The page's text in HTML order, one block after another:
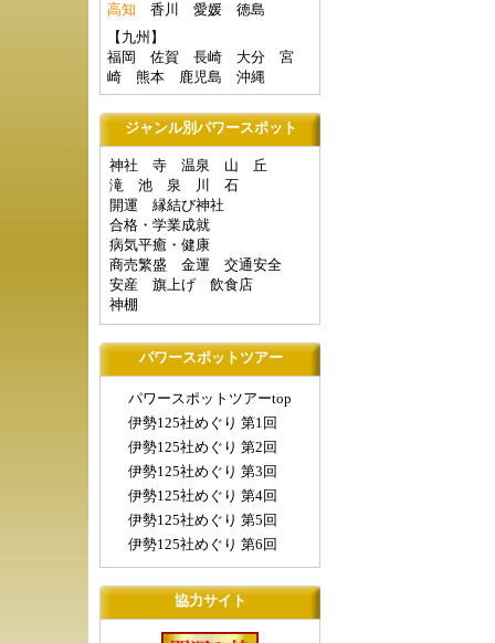
高知
香川 愛媛
徳島
【九州】
福岡
佐賀 長崎 大分
宮
崎
熊本 鹿児島 沖縄
ジャンル別パワースポット
神社 寺 温泉 山
丘
滝
池 泉 川
石
開運
縁結び神社
合格・学業成就
病気平癒・健康
商売繁盛
金運
交通安全
安産
旗上げ
飲食店
神棚
パワースポットツアー
パワースポットツアーtop
伊勢125社めぐり 第1回
伊勢125社めぐり 第2回
伊勢125社めぐり 第3回
伊勢125社めぐり 第4回
伊勢125社めぐり 第5回
伊勢125社めぐり 第6回
協力サイト